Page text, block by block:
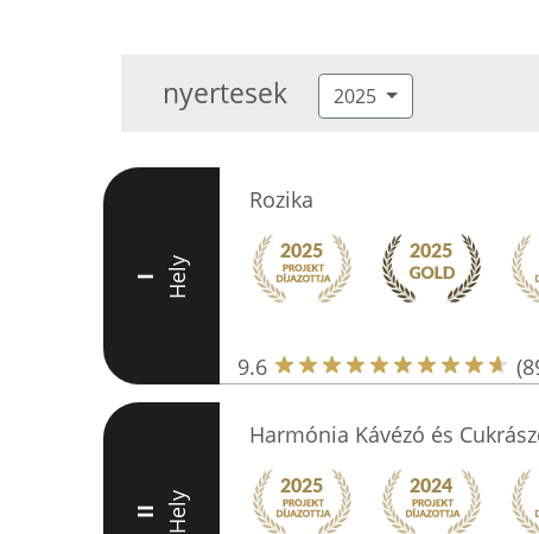
nyertesek 2025
I Hely
Rozika
9.6
II Hely
Harmónia Kávézó és